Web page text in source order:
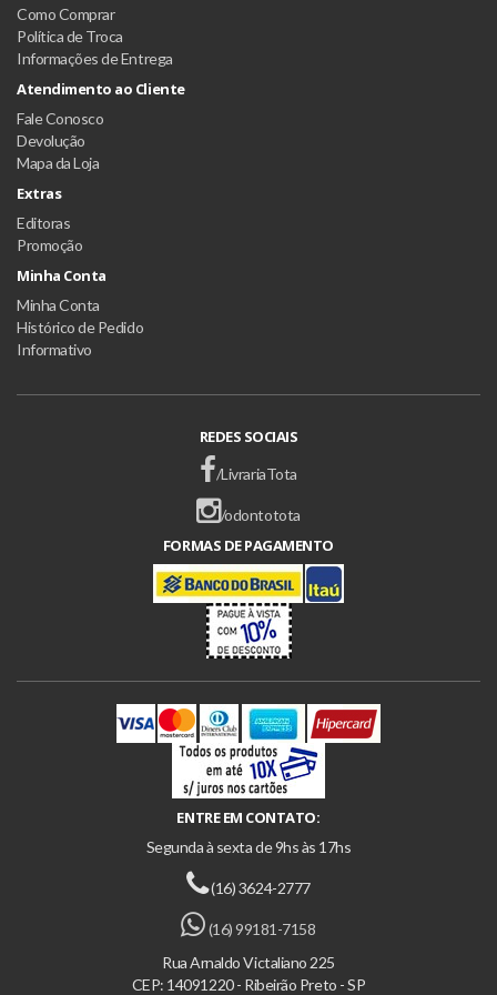
Como Comprar
Política de Troca
Informações de Entrega
Atendimento ao Cliente
Fale Conosco
Devolução
Mapa da Loja
Extras
Editoras
Promoção
Minha Conta
Minha Conta
Histórico de Pedido
Informativo
REDES SOCIAIS
/LivrariaTota
/odontotota
FORMAS DE PAGAMENTO
ENTRE EM CONTATO:
Segunda à sexta de 9hs às 17hs
(16) 3624-2777
(16) 99181-7158
Rua Arnaldo Victaliano 225
CEP: 14091220 - Ribeirão Preto - SP